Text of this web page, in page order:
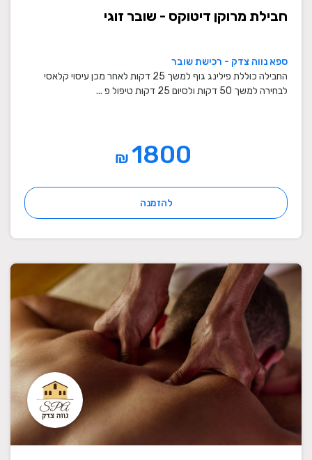
חבילת מרוקן דיטוקס - שובר זוגי
ספא נווה צדק - רכישת שובר
החבילה כוללת פילינג גוף למשך 25 דקות לאחר מכן עיסוי קלאסי
לבחירה למשך 50 דקות ולסיום 25 דקות טיפול פ ...
₪
להזמנה